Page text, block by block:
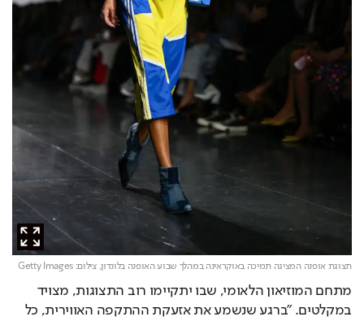
תצוגת אופנה המציגה תמיכה באוקראינה במהלך שבוע האופנה בלונדון,צילום: Getty Images
מתחם המוזיאון הלאומי, שבו יתקיימו רוב התצוגות, מצויד
במקלטים. "ברגע שנשמע את אזעקת ההתקפה האווירית, כל